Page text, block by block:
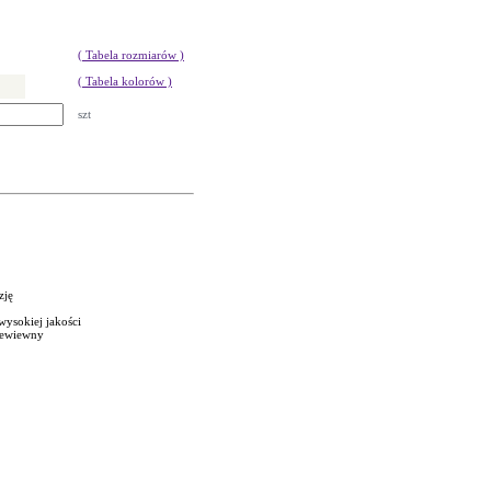
( Tabela rozmiarów )
( Tabela kolorów )
szt
jakości